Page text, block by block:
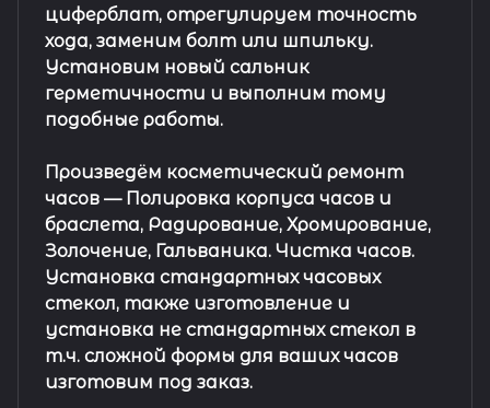
циферблат, отрегулируем точность
хода, заменим болт или шпильку.
Установим новый сальник
герметичности и выполним тому
подобные работы.
Произведём косметический ремонт
часов — Полировка корпуса часов и
браслета, Радирование, Хромирование,
Золочение, Гальваника. Чистка часов.
Установка стандартных часовых
стекол, также изготовление и
установка не стандартных стекол в
т.ч. сложной формы для ваших часов
изготовим под заказ.